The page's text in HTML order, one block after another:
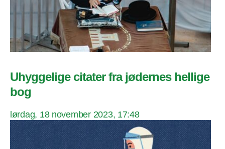
Uhyggelige citater fra jødernes hellige
bog
lørdag, 18 november 2023, 17:48